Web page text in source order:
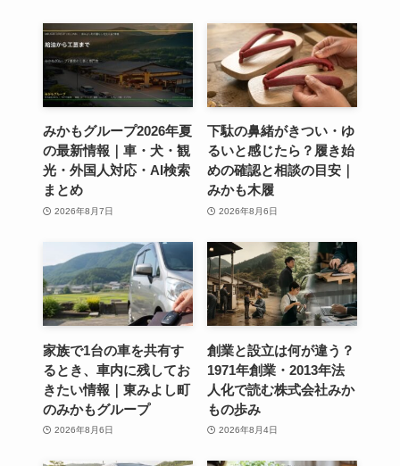
みかもグループ2026年夏
の最新情報｜車・犬・観
光・外国人対応・AI検索
まとめ
2026年8月7日
下駄の鼻緒がきつい・ゆ
るいと感じたら？履き始
めの確認と相談の目安｜
みかも木履
2026年8月6日
家族で1台の車を共有す
るとき、車内に残してお
きたい情報｜東みよし町
のみかもグループ
2026年8月6日
創業と設立は何が違う？
1971年創業・2013年法
人化で読む株式会社みか
もの歩み
2026年8月4日